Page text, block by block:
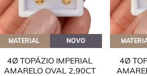
MATERIAL NOVO
4Ø TOPÁZIO IMPERIAL
AMARELO OVAL 2,90CT
4Ø